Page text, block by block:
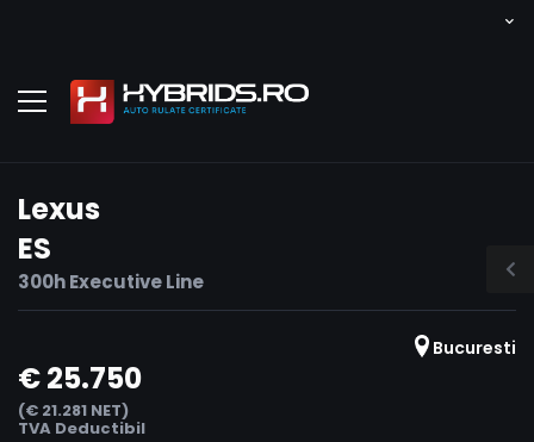
Lexus
ES
300h Executive Line
Bucuresti
€ 25.750
(€ 21.281 NET)
TVA Deductibil